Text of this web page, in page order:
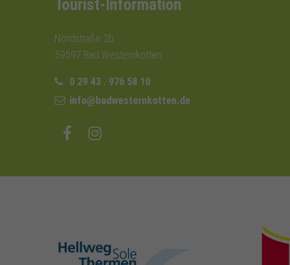
Tourist-Information
Nordstraße 2b
59597 Bad Westernkotten
0 29 43 . 976 58 10
info@badwesternkotten.de
hellweg-sole-